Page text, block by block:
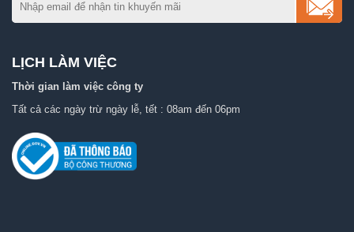
LỊCH LÀM VIỆC
Thời gian làm việc công ty
Tất cả các ngày trừ ngày lễ, tết : 08am đến 06pm